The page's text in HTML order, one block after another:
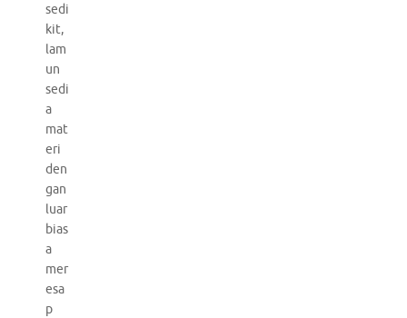
sedi
kit,
lam
un
sedi
a
mat
eri
den
gan
luar
bias
a
mer
esa
p